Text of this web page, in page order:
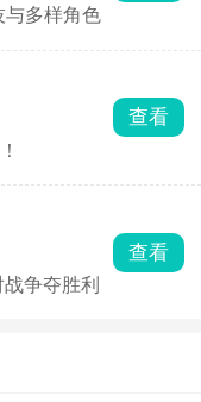
与多样角色
查看
争夺胜利
查看